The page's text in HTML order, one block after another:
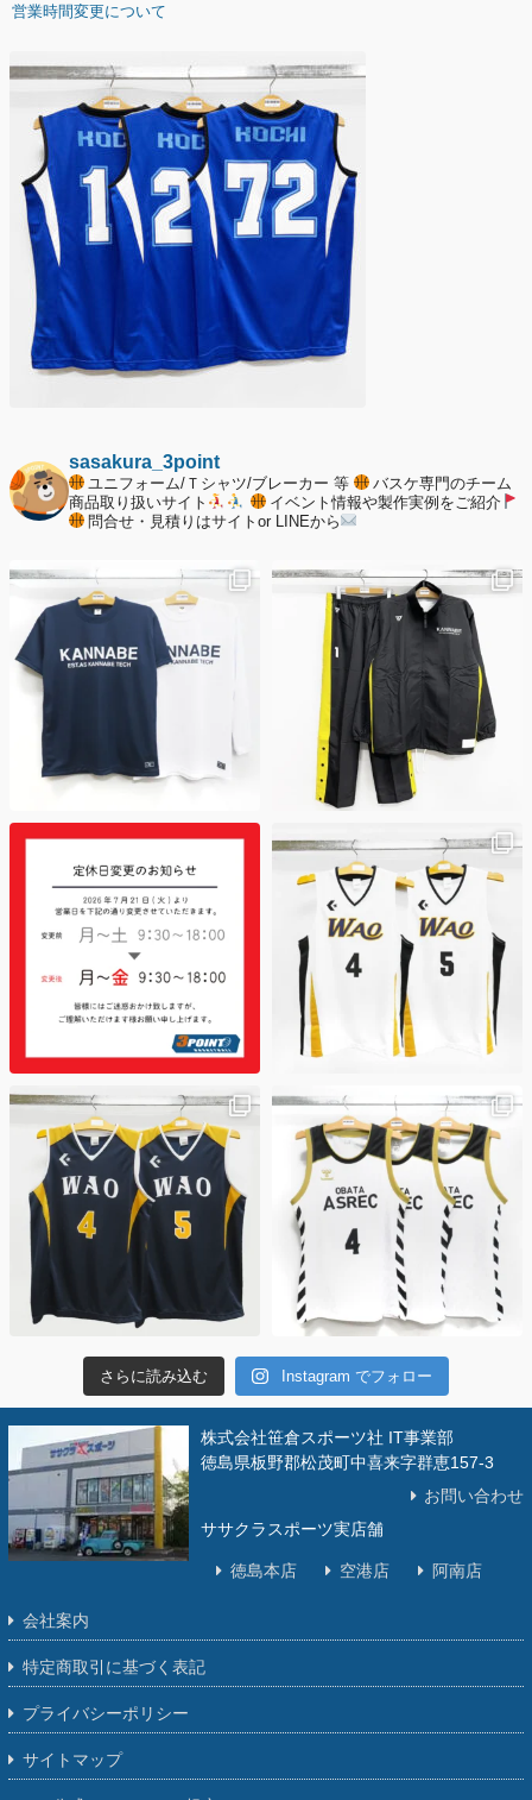
営業時間変更について
納期遅延について
2025年12月11日
年末年始の休業期間について
sasakura_3point
ユニフォーム/Ｔシャツ/ブレーカー 等
バスケ専門のチーム
商品取り扱いサイト
イベント情報や製作実例をご紹介
問合せ・見積りはサイトor LINEから
さらに読み込む Instagram でフォロー
株式会社笹倉スポーツ社 IT事業部
徳島県板野郡松茂町中喜来字群恵157-3
お問い合わせ
ササクラスポーツ実店舗
徳島本店 空港店 阿南店
会社案内
特定商取引に基づく表記
プライバシーポリシー
サイトマップ